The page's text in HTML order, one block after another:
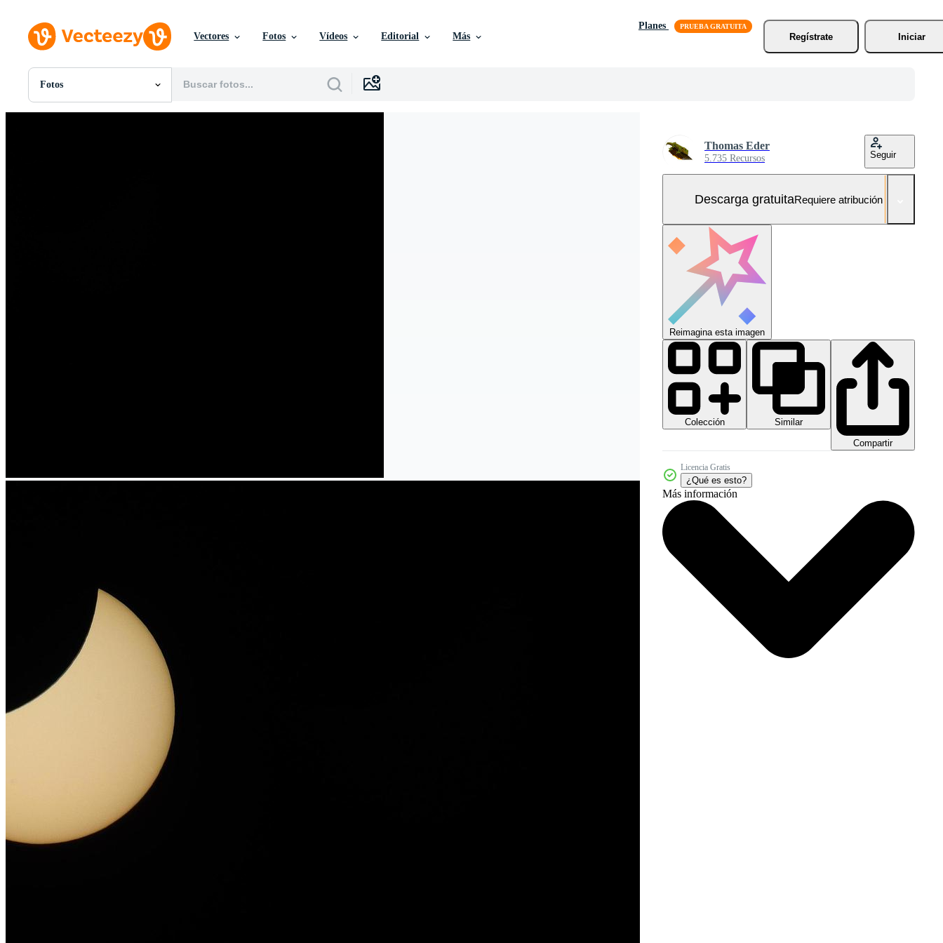
Vectores Fotos Vídeos Editorial Más
Planes
Regístrate
Iniciar
Fotos
Todas Imágenes
Thomas Eder
5.735 Recursos Seguir
Descarga gratuitaRequiere atribución
Reimagina esta imagen
Colección
Similar
Compartir
Licencia Gratis
¿Qué es esto?
Más información